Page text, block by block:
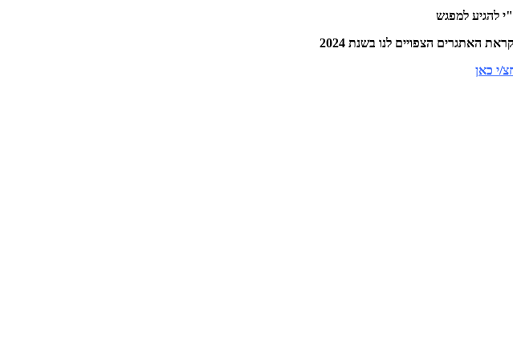
להגיע למפגש
י כאן